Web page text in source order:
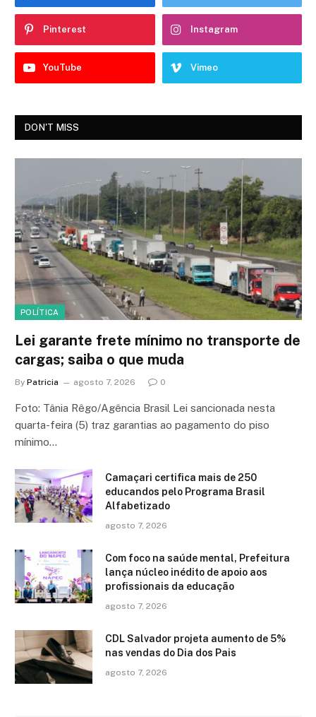
Pinterest Instagram
YouTube Vimeo
DON'T MISS
POLÍTICA
Lei garante frete mínimo no transporte de
cargas; saiba o que muda
By Patricia agosto 7, 2026 0
Foto: Tânia Rêgo/Agência Brasil Lei sancionada nesta
quarta-feira (5) traz garantias ao pagamento do piso
mínimo…
Camaçari certifica mais de 250
educandos pelo Programa Brasil
Alfabetizado
agosto 7, 2026
Com foco na saúde mental, Prefeitura
lança núcleo inédito de apoio aos
profissionais da educação
agosto 7, 2026
CDL Salvador projeta aumento de 5%
nas vendas do Dia dos Pais
agosto 7, 2026